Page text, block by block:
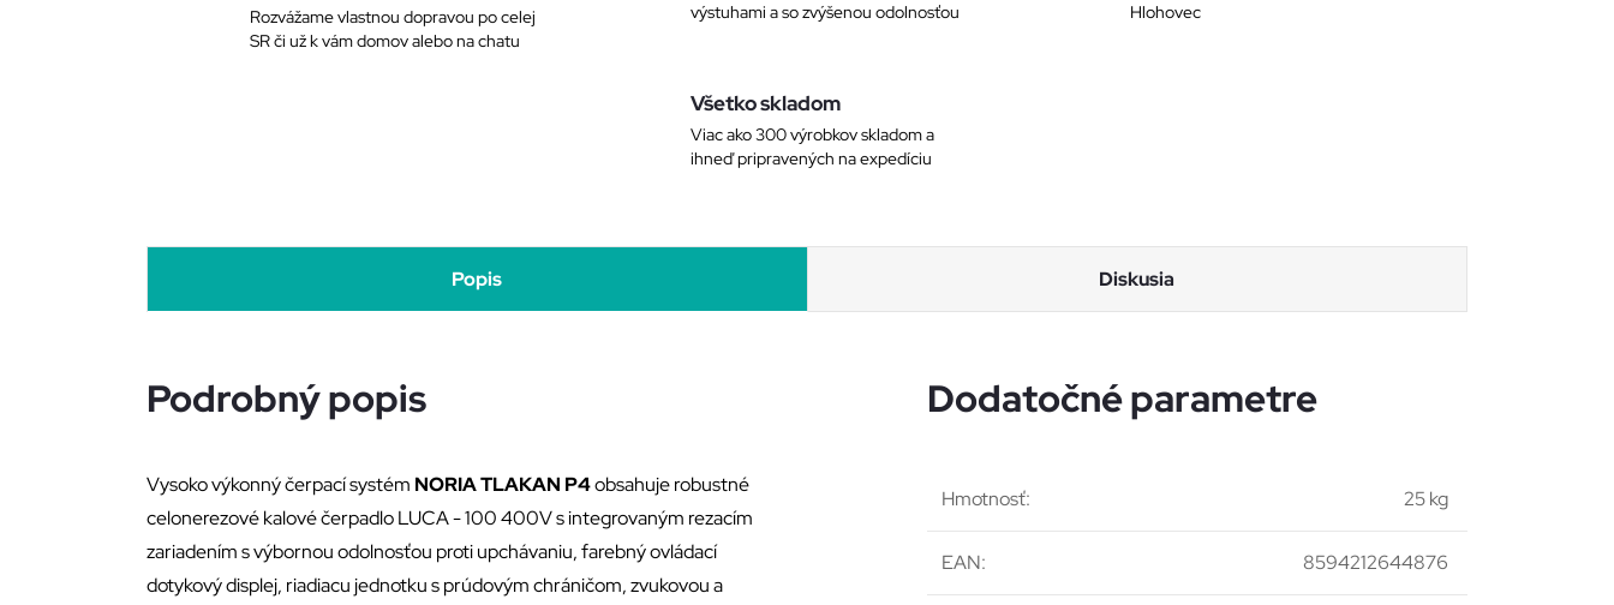
Rozvážame vlastnou dopravou po celej
SR či už k vám domov alebo na chatu
výstuhami a so zvýšenou odolnosťou
Hlohovec
Všetko skladom
Viac ako 300 výrobkov skladom a
ihneď pripravených na expedíciu
Popis Diskusia
Podrobný popis
Vysoko výkonný čerpací systém NORIA TLAKAN P4obsahuje robustné
celonerezové kalové čerpadlo LUCA - 100 400V s integrovaným rezacím
zariadením s výbornou odolnosťou proti upchávaniu, farebný ovládací
dotykový displej, riadiacu jednotku s prúdovým chráničom, zvukovou a
Dodatočné parametre
Hmotnosť: 25 kg
EAN: 8594212644876